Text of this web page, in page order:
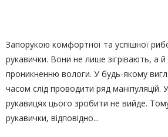
Запорукою комфортної та успішної
рукавички. Вони не лише зігрівають, а
проникненню вологи. У будь-якому
часом слід проводити ряд маніпуляцій.
рукавицях цього зробити не вийде.
рукавички, відповідно...